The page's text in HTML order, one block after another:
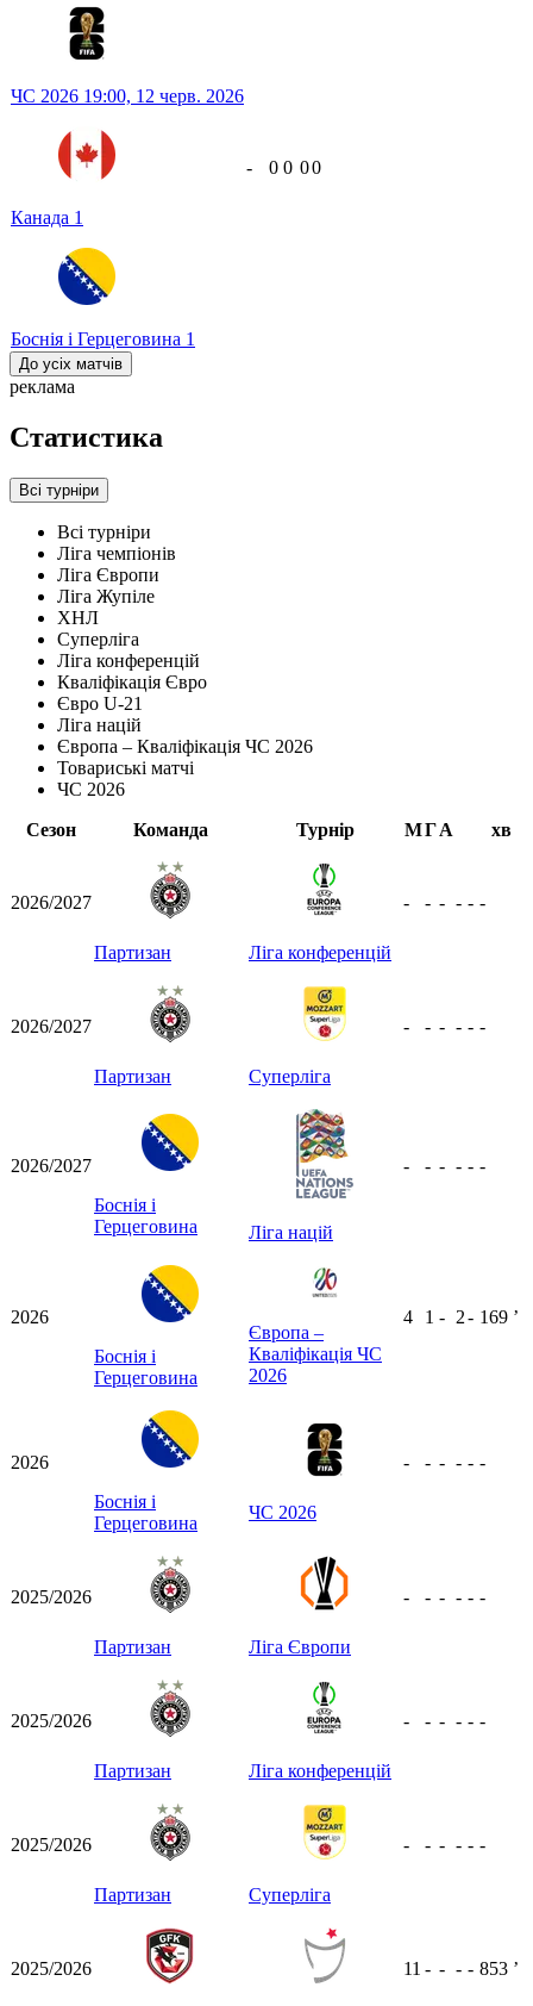
ЧС 2026 19:00, 12 черв. 2026
Канада 1
Боснія і Герцеговина 1
- 0 0 00
До усіх матчів
реклама
Статистика
Всі турніри
Всі турніри
Ліга чемпіонів
Ліга Європи
Ліга Жупіле
ХНЛ
Суперліга
Ліга конференцій
Кваліфікація Євро
Євро U-21
Ліга націй
Європа – Кваліфікація ЧС 2026
Товариські матчі
ЧС 2026
Сезон
Команда Турнір МГА хв
2026/2027
Партизан Ліга конференцій
- - - - - -
2026/2027
Партизан Суперліга
- - - - - -
2026/2027
Боснія і
Герцеговина
Ліга націй
- - - - - -
2026
Боснія і
Герцеговина
Європа –
Кваліфікація ЧС
2026
4 1 - 2- 169 ʼ
2026
Боснія і
Герцеговина
ЧС 2026
- - - - - -
2025/2026
Партизан Ліга Європи
- - - - - -
2025/2026
Партизан Ліга конференцій
- - - - - -
2025/2026
Партизан Суперліга
- - - - - -
2025/2026 11 - - - - 853 ʼ